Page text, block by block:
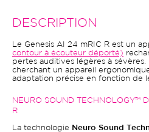
DESCRIPTION
Le Genesis AI 24 mRIC R est un
contour à écouteur déporté)
pertes auditives légères à
cherchant un appareil
adaptation précise en fonction de
NEURO SOUND TECHNOLOGY™
R
La technologie Neuro Sound